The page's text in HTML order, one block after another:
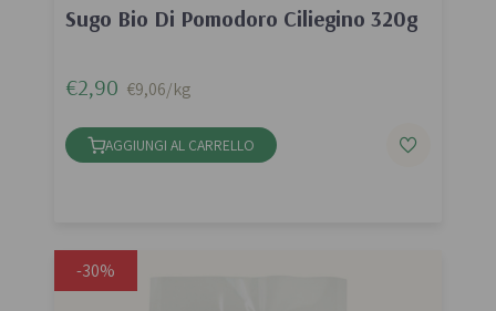
Sugo Bio Di Pomodoro Ciliegino 320g
€2,90 €9,06/kg
AGGIUNGI AL CARRELLO
-30%